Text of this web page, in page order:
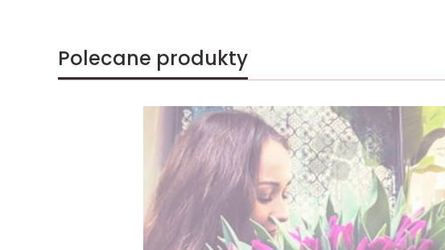
Polecane produkty